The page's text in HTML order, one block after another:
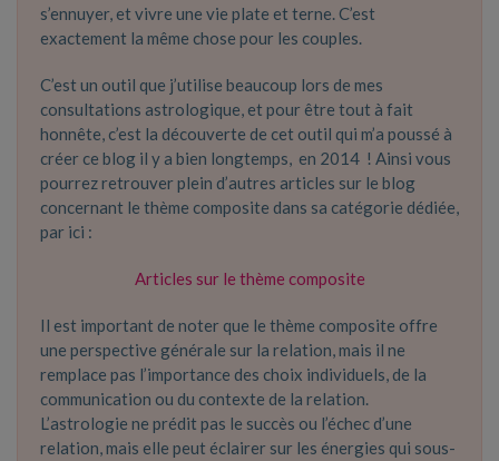
s’ennuyer, et vivre une vie plate et terne. C’est
exactement la même chose pour les couples.
C’est un outil que j’utilise beaucoup lors de mes
consultations astrologique, et pour être tout à fait
honnête, c’est la découverte de cet outil qui m’a poussé à
créer ce blog il y a bien longtemps, en 2014 ! Ainsi vous
pourrez retrouver plein d’autres articles sur le blog
concernant le thème composite dans sa catégorie dédiée,
par ici :
Articles sur le thème composite
Il est important de noter que le thème composite offre
une perspective générale sur la relation, mais il ne
remplace pas l’importance des choix individuels, de la
communication ou du contexte de la relation.
L’astrologie ne prédit pas le succès ou l’échec d’une
relation, mais elle peut éclairer sur les énergies qui sous-